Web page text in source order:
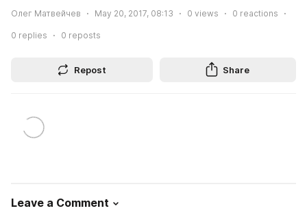
Олег Матвейчев May 20, 2017, 08:13 0 views 0 reactions
0 replies 0 reposts
Repost Share
Leave a Comment